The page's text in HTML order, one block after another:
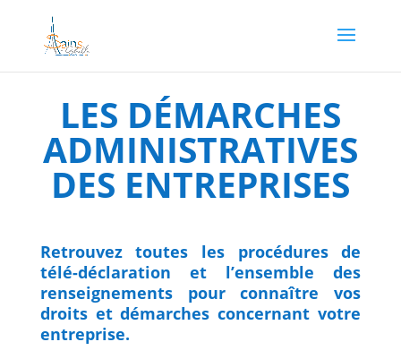
LES DÉMARCHES
ADMINISTRATIVES
DES ENTREPRISES
Retrouvez toutes les procédures de
télé-déclaration et l’ensemble des
renseignements pour connaître vos
droits et démarches concernant votre
entreprise.